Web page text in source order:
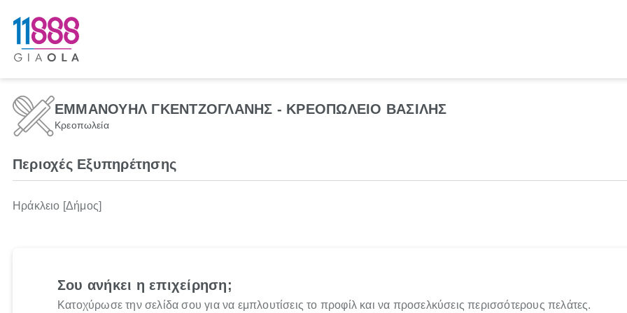
ΕΜΜΑΝΟΥΗΛ ΓΚΕΝΤΖΟΓΛΑΝΗΣ - ΚΡΕΟΠΩΛΕΙΟ ΒΑΣΙΛΗΣ
Κρεοπωλεία
Περιοχές Εξυπηρέτησης
Ηράκλειο [Δήμος]
Σου ανήκει η επιχείρηση;
Κατοχύρωσε την σελίδα σου για να εμπλουτίσεις το προφίλ και να προσελκύσεις περισσότερους πελάτες.